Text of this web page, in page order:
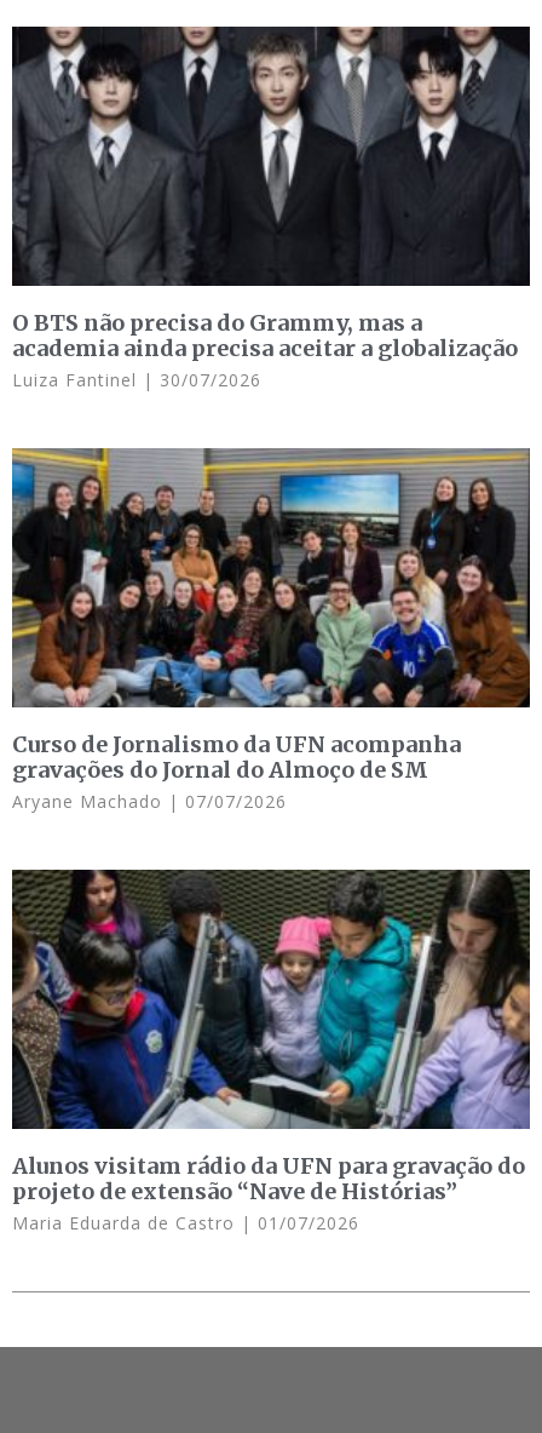
O BTS não precisa do Grammy, mas a
academia ainda precisa aceitar a globalização
Luiza Fantinel 30/07/2026
Curso de Jornalismo da UFN acompanha
gravações do Jornal do Almoço de SM
Aryane Machado 07/07/2026
Alunos visitam rádio da UFN para gravação do
projeto de extensão “Nave de Histórias”
Maria Eduarda de Castro 01/07/2026